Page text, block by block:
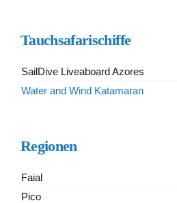
Tauchsafarischiffe
SailDive Liveaboard Azores
Water and Wind Katamaran
Regionen
Faial
Pico